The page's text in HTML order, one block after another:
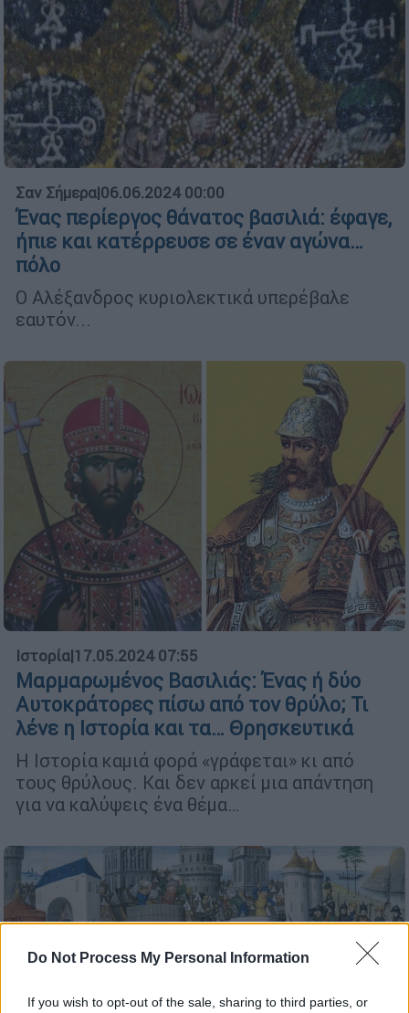
Do Not Process My Personal Information
If you wish to opt-out of the sale, sharing to third parties, or
Σαν Σήμερα|06.06.2024 00:00
Ένας περίεργος θάνατος βασιλιά: έφαγε,
ήπιε και κατέρρευσε σε έναν αγώνα…
πόλο
Ο Αλέξανδρος κυριολεκτικά υπερέβαλε
εαυτόν...
Ιστορία|17.05.2024 07:55
Μαρμαρωμένος Βασιλιάς: Ένας ή δύο
Αυτοκράτορες πίσω από τον θρύλο; Τι
λένε η Ιστορία και τα… Θρησκευτικά
Η Ιστορία καμιά φορά «γράφεται» κι από
τους θρύλους. Και δεν αρκεί μια απάντηση
για να καλύψεις ένα θέμα…